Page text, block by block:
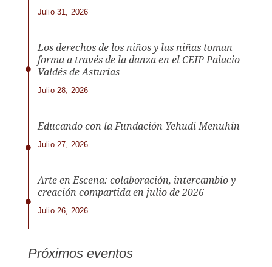
Julio 31, 2026
Los derechos de los niños y las niñas toman
forma a través de la danza en el CEIP Palacio
Valdés de Asturias
Julio 28, 2026
Educando con la Fundación Yehudi Menuhin
Julio 27, 2026
Arte en Escena: colaboración, intercambio y
creación compartida en julio de 2026
Julio 26, 2026
Próximos eventos